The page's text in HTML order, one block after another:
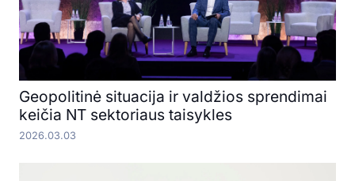
Geopolitinė situacija ir valdžios sprendimai
keičia NT sektoriaus taisykles
2026.03.03